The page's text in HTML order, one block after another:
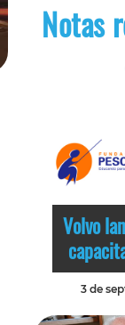
Notas
Volvo
3 de